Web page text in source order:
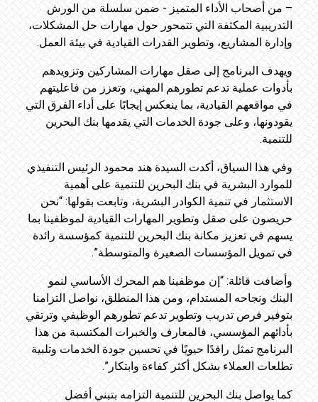
– من أصحاب الأداء المتميز - ضمن سلسلة من الورش
التدريبية المكثفة التي تتمحور حول مهارات حل المشكلات،
وإدارة المشاريع، وتطوير القدرات القيادية في بيئة العمل.
ويهدف البرنامج إلى صقل مهارات المشاركين وتزويدهم
بأدوات عملية تدعم تطورهم المهني، وتعزز من فاعليتهم
في مواقعهم القيادية، بما ينعكس إيجابًا على أداء الفرق التي
يقودونها، وعلى جودة الخدمات التي يقدمها بنك البحرين
للتنمية.
وفي هذا السياق، أكدت السيدة هند محمود الرئيس التنفيذي
للموارد البشرية في بنك البحرين للتنمية على أهمية
الاستثمار في تنمية الكوادر البشرية، وتابعت بقولها: “نحن
حريصون على صقل وتطوير المهارات القيادية لموظفينا بما
يسهم في تعزيز مكانة بنك البحرين للتنمية كمؤسسة رائدة
في تمويل المؤسسات الصغيرة والمتوسطة”.
وأضافت قائلة: “إن موظفينا هم المحرك الأساسي لنمو
البنك ونجاحه المستدام، ومن هذا المنطلق، نواصل التزامنا
بتوفير فرص تدريب وتطوير تدعم تطورهم الوظيفي وترتقي
بأدائهم المؤسسي، فالمعارف والخبرات المكتسبة من هذا
البرنامج تمثل رافدًا حيويًا في تحسين جودة الخدمات وتلبية
تطلعات العملاء بشكل أكثر كفاءة وابتكار”.
كما يواصل بنك البحرين للتنمية التزامه بتبني أفضل